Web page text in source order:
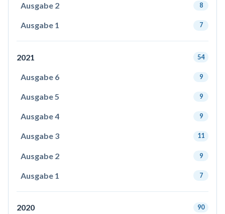
Ausgabe 2 8
Ausgabe 1 7
2021 54
Ausgabe 6 9
Ausgabe 5 9
Ausgabe 4 9
Ausgabe 3 11
Ausgabe 2 9
Ausgabe 1 7
2020 90